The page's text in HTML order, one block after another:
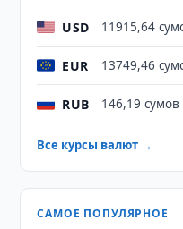
USD 11915,64
EUR 13749,46
RUB 146,19 сумов
Все курсы валют →
САМОЕ ПОПУЛЯРНОЕ